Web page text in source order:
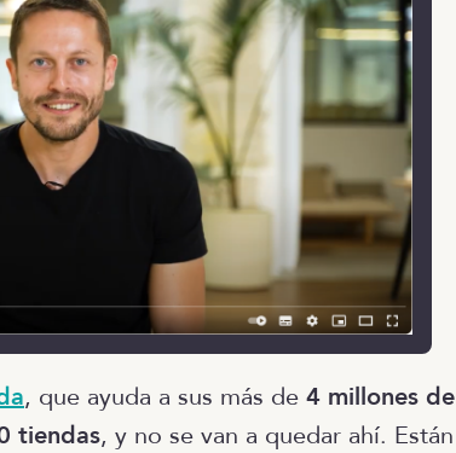
, que ayuda a sus más de 4 millones de
tiendas, y no se van a quedar ahí. Están